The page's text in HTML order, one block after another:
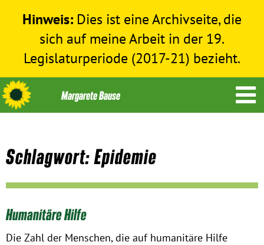
Hinweis: Dies ist eine Archivseite, die
sich auf meine Arbeit in der 19.
Legislaturperiode (2017-21) bezieht.
Themen
Schlagwort: Epidemie
Humanitäre Hilfe
Die Zahl der Menschen, die auf humanitäre Hilfe